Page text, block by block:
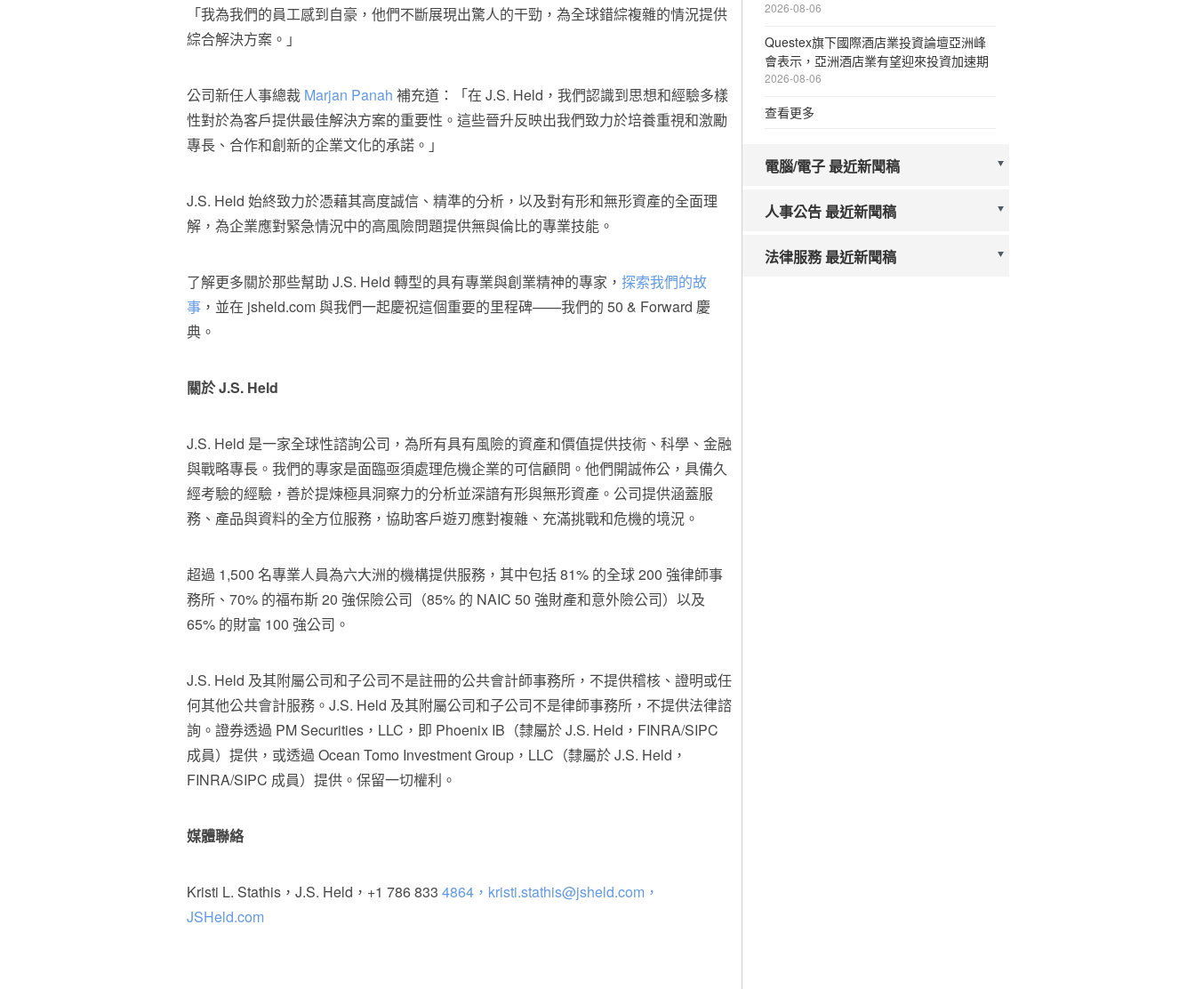
「我為我們的員工感到自豪，他們不斷展現出驚人的干勁，為全球錯綜複雜的情況提供
綜合解決方案。」
公司新任人事總裁 Marjan Panah 補充道：「在 J.S. Held，我們認識到思想和經驗多樣
性對於為客戶提供最佳解決方案的重要性。這些晉升反映出我們致力於培養重視和激勵
專長、合作和創新的企業文化的承諾。」
J.S. Held 始終致力於憑藉其高度誠信、精準的分析，以及對有形和無形資產的全面理
解，為企業應對緊急情況中的高風險問題提供無與倫比的專業技能。
了解更多關於那些幫助 J.S. Held 轉型的具有專業與創業精神的專家， 探索我們的故
事，並在 jsheld.com 與我們一起慶祝這個重要的里程碑——我們的 50 & Forward 慶
典。
關於 J.S. Held
J.S. Held 是一家全球性諮詢公司，為所有具有風險的資產和價值提供技術、科學、金融
與戰略專長。我們的專家是面臨亟須處理危機企業的可信顧問。他們開誠佈公，具備久
經考驗的經驗，善於提煉極具洞察力的分析並深諳有形與無形資產。公司提供涵蓋服
務、產品與資料的全方位服務，協助客戶遊刃應對複雜、充滿挑戰和危機的境況。
超過 1,500 名專業人員為六大洲的機構提供服務，其中包括 81% 的全球 200 強律師事
務所、70% 的福布斯 20 強保險公司（85% 的 NAIC 50 強財產和意外險公司）以及
65% 的財富 100 強公司。
J.S. Held 及其附屬公司和子公司不是註冊的公共會計師事務所，不提供稽核、證明或任
何其他公共會計服務。J.S. Held 及其附屬公司和子公司不是律師事務所，不提供法律諮
詢。證券透過 PM Securities，LLC，即 Phoenix IB（隸屬於 J.S. Held，FINRA/SIPC
成員）提供，或透過 Ocean Tomo Investment Group，LLC（隸屬於 J.S. Held，
FINRA/SIPC 成員）提供。保留一切權利。
媒體聯絡
Kristi L. Stathis，J.S. Held，+1 786 833 4864，kristi.stathis@jsheld.com，
JSHeld.com
2026-08-06
Questex旗下國際酒店業投資論壇亞洲峰
會表示，亞洲酒店業有望迎來投資加速期
2026-08-06
查看更多
電腦/電子 最近新聞稿
人事公告 最近新聞稿
法律服務 最近新聞稿